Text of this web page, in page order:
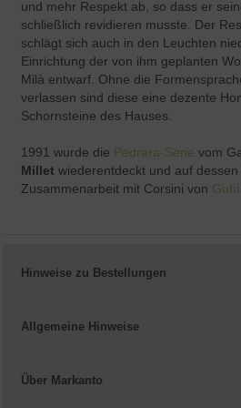
und mehr Respekt ab, so dass er
schließlich revidieren musste. Der
schlägt sich auch in den Leuchten
Einrichtung der von ihm geplanten
Milà entwarf. Ohne die
verlassen sind diese eine dezente
Schornsteine des Hauses.
1991 wurde die Pedrera-Serie vom
Millet wiederentdeckt und auf dessen
Zusammenarbeit mit Corsini von Gubi
Hinweise zu Bestellungen
Allgemeine Hinweise
Über Markanto